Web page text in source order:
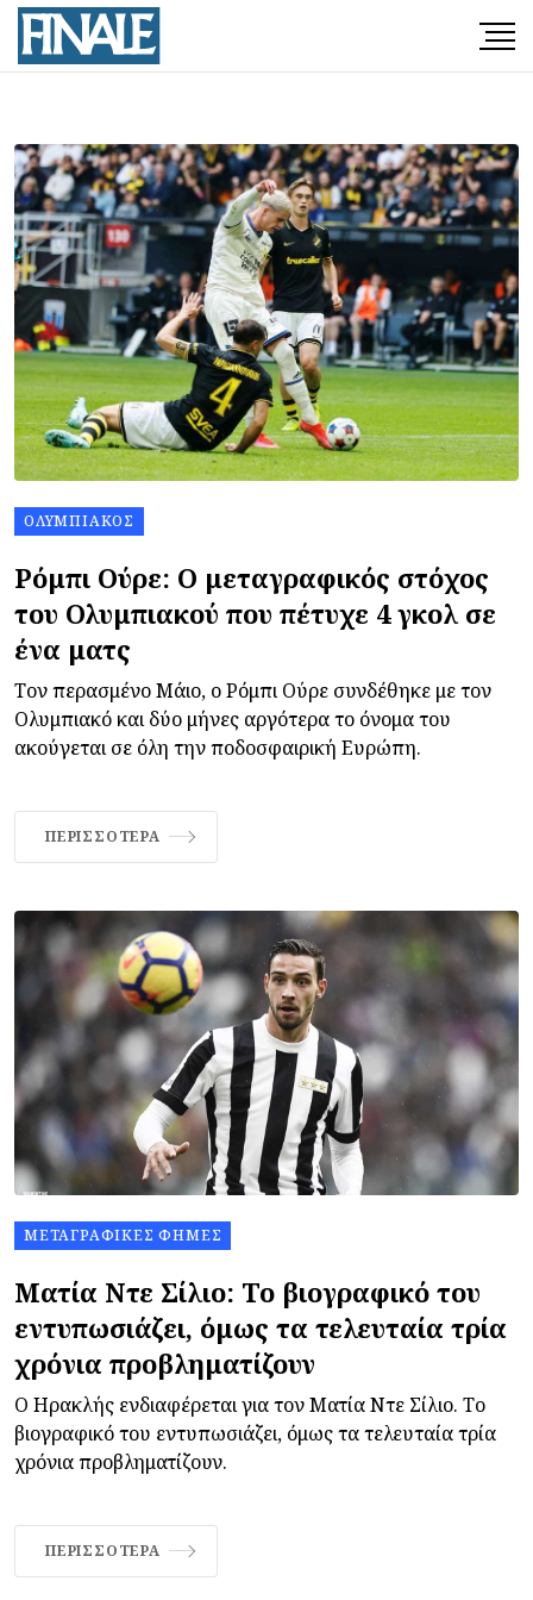
ΟΛΥΜΠΙΑΚΌΣ
Ρόμπι Ούρε: Ο μεταγραφικός στόχος
του Ολυμπιακού που πέτυχε 4 γκολ σε
ένα ματς
Τον περασμένο Μάιο, ο Ρόμπι Ούρε συνδέθηκε με τον
Ολυμπιακό και δύο μήνες αργότερα το όνομα του
ακούγεται σε όλη την ποδοσφαιρική Ευρώπη.
ΠΕΡΙΣΣΌΤΕΡΑ
ΜΕΤΑΓΡΑΦΙΚΈΣ ΦΉΜΕΣ
Ματία Ντε Σίλιο: Το βιογραφικό του
εντυπωσιάζει, όμως τα τελευταία τρία
χρόνια προβληματίζουν
Ο Ηρακλής ενδιαφέρεται για τον Ματία Ντε Σίλιο. Το
βιογραφικό του εντυπωσιάζει, όμως τα τελευταία τρία
χρόνια προβληματίζουν.
ΠΕΡΙΣΣΌΤΕΡΑ